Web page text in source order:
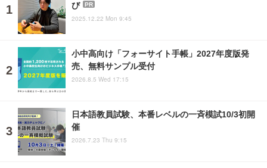
び
PR
2025.12.22 Mon 9:45
小中高向け「フォーサイト手帳」2027年度版発
売、無料サンプル受付
2026.8.5 Wed 17:15
日本語教員試験、本番レベルの一斉模試10/3初開
催
2026.7.23 Thu 9:15